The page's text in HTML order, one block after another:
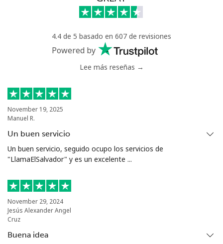
29 min por ⁦€10⁩
Antigua And Barbuda
Argentina
Línea fija ⁦1.6¢⁩
Celular ⁦19.5¢⁩ 51 min por ⁦€10⁩
Armenia
Línea fija ⁦25.5¢⁩
Celular
4.4 de 5 basado en 607 de revisiones
Powered by
Lee más reseñas →
November 19, 2025
Manuel R.
Un buen servicio
Un buen servicio, seguido ocupo los servicios de
"LlamaElSalvador" y es un excelente ...
November 29, 2024
Jesús Alexander Angel
Cruz
Buena idea